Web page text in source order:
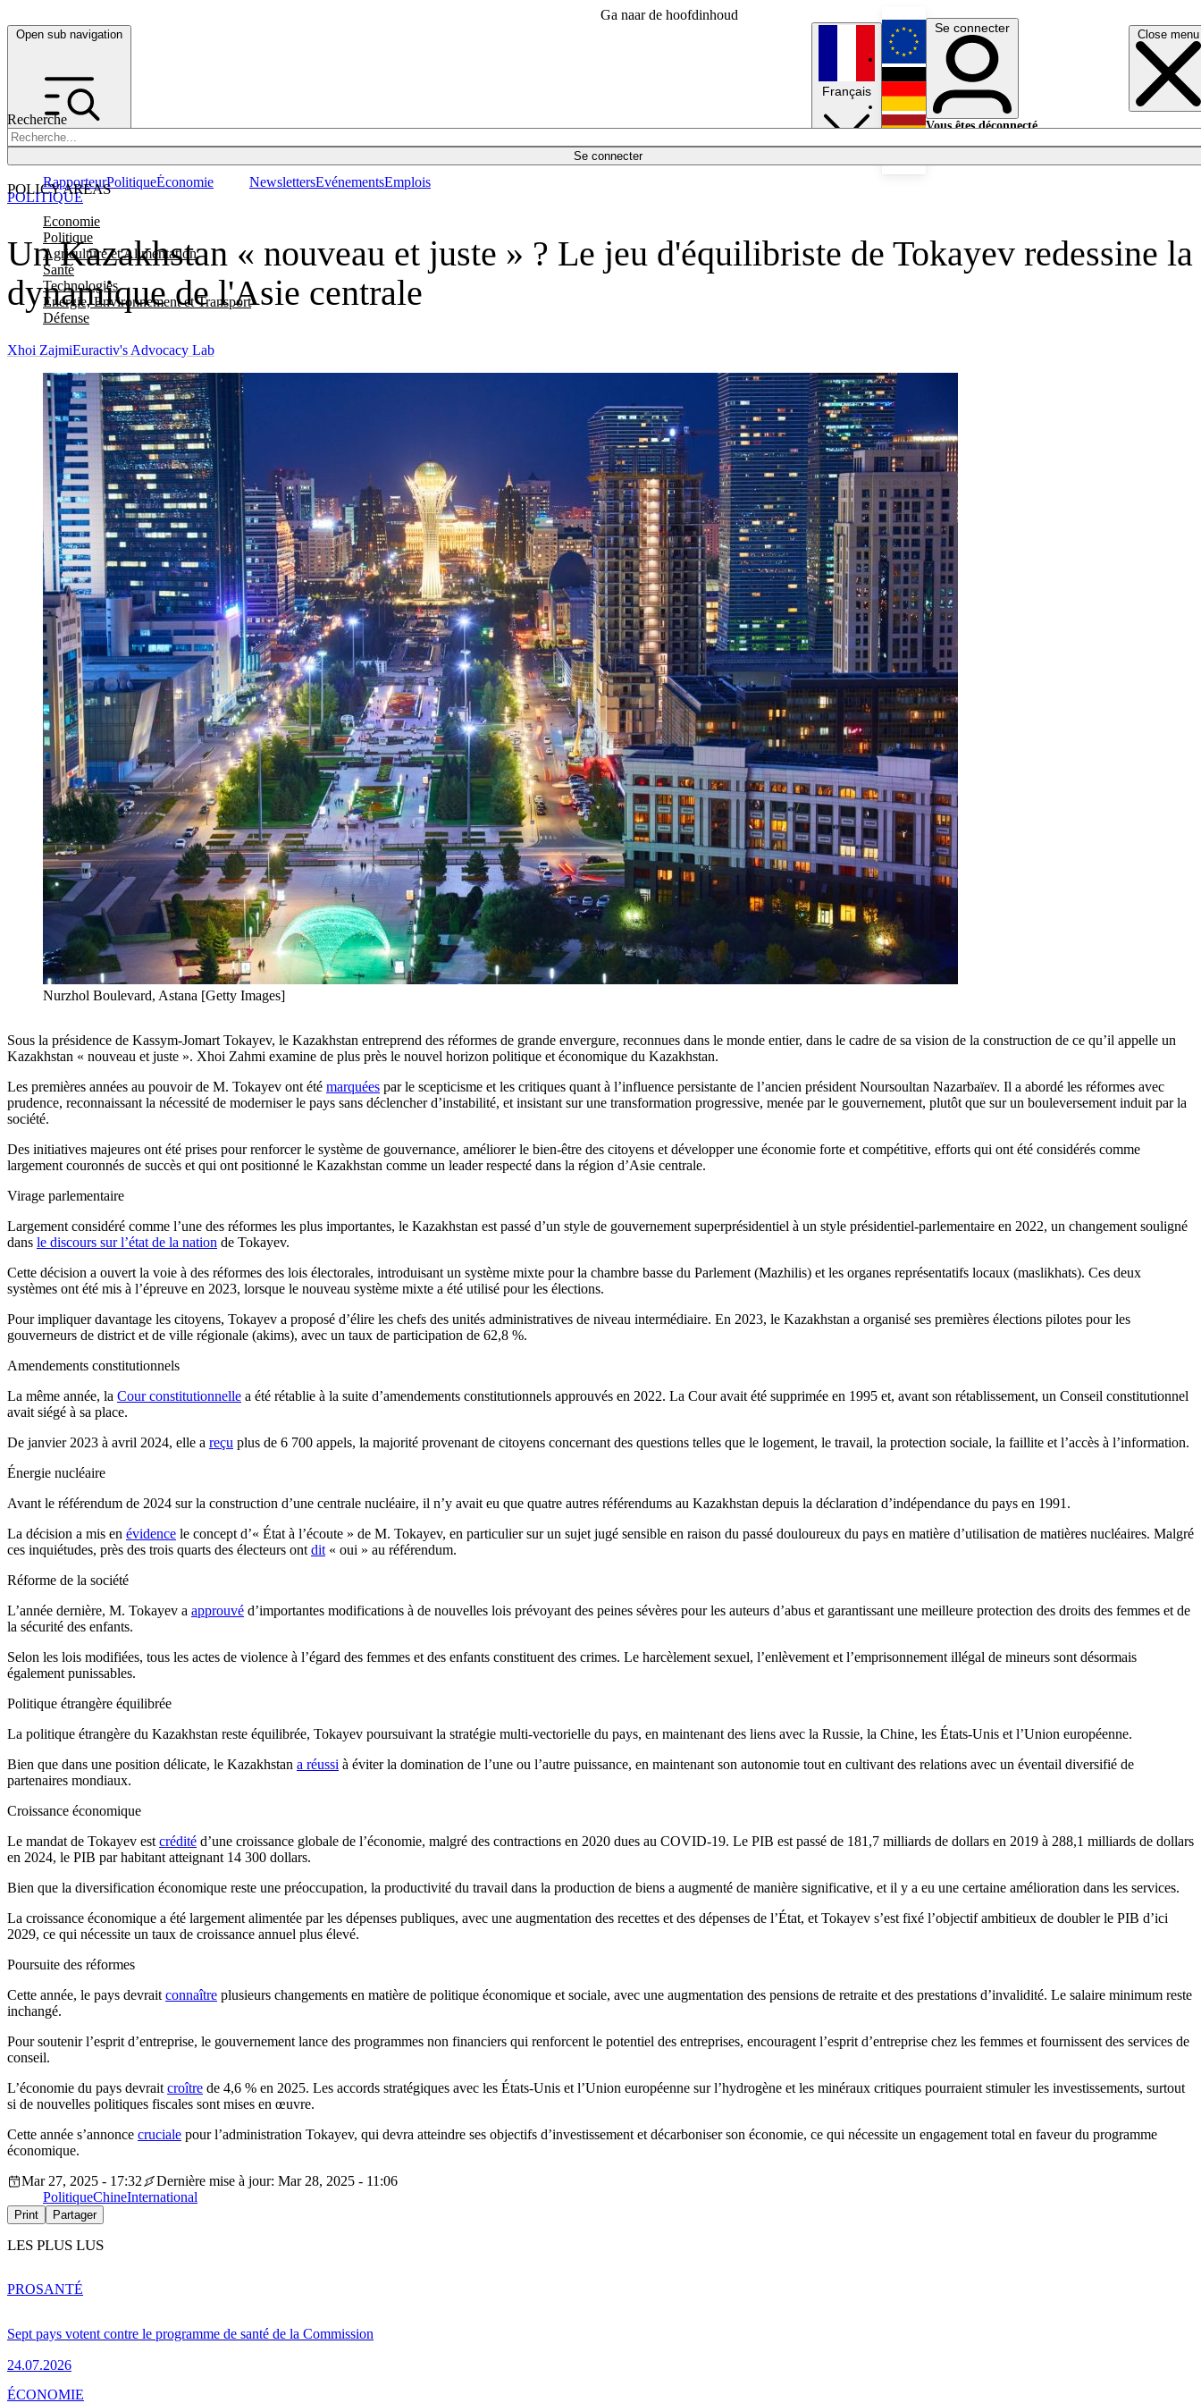
Ga naar de hoofdinhoud
Open sub navigation Close menu
Recherche
Se connecter
POLICY AREAS
Economie
Politique
Agriculture et Alimentation
Santé
Technologies
Energie, Environnement et Transport
Défense
RapporteurPolitiqueÉconomie NewslettersEvénementsEmplois
Français
English
Deutsch
Se connecter
Vous êtes déconnecté.
Un Kazakhstan « nouveau et juste » ? Le jeu d'équilibriste de Tokayev redessine la
dynamique de l'Asie centrale
POLITIQUE
Xhoi ZajmiEuractiv's Advocacy Lab
Nurzhol Boulevard, Astana [Getty Images]
Sous la présidence de Kassym-Jomart Tokayev, le Kazakhstan entreprend des réformes de grande envergure, reconnues dans le monde entier, dans le cadre de sa vision de la construction de ce qu’il appelle un
Kazakhstan « nouveau et juste ». Xhoi Zahmi examine de plus près le nouvel horizon politique et économique du Kazakhstan.
Les premières années au pouvoir de M. Tokayev ont été marquées par le scepticisme et les critiques quant à l’influence persistante de l’ancien président Noursoultan Nazarbaïev. Il a abordé les réformes avec
prudence, reconnaissant la nécessité de moderniser le pays sans déclencher d’instabilité, et insistant sur une transformation progressive, menée par le gouvernement, plutôt que sur un bouleversement induit par la
société.
Des initiatives majeures ont été prises pour renforcer le système de gouvernance, améliorer le bien-être des citoyens et développer une économie forte et compétitive, efforts qui ont été considérés comme
largement couronnés de succès et qui ont positionné le Kazakhstan comme un leader respecté dans la région d’Asie centrale.
Virage parlementaire
Largement considéré comme l’une des réformes les plus importantes, le Kazakhstan est passé d’un style de gouvernement superprésidentiel à un style présidentiel-parlementaire en 2022, un changement souligné
dans le discours sur l’état de la nation de Tokayev.
Cette décision a ouvert la voie à des réformes des lois électorales, introduisant un système mixte pour la chambre basse du Parlement (Mazhilis) et les organes représentatifs locaux (maslikhats). Ces deux
systèmes ont été mis à l’épreuve en 2023, lorsque le nouveau système mixte a été utilisé pour les élections.
Pour impliquer davantage les citoyens, Tokayev a proposé d’élire les chefs des unités administratives de niveau intermédiaire. En 2023, le Kazakhstan a organisé ses premières élections pilotes pour les
gouverneurs de district et de ville régionale (akims), avec un taux de participation de 62,8 %.
Amendements constitutionnels
La même année, la Cour constitutionnelle a été rétablie à la suite d’amendements constitutionnels approuvés en 2022. La Cour avait été supprimée en 1995 et, avant son rétablissement, un Conseil constitutionnel
avait siégé à sa place.
De janvier 2023 à avril 2024, elle a reçu plus de 6 700 appels, la majorité provenant de citoyens concernant des questions telles que le logement, le travail, la protection sociale, la faillite et l’accès à l’information.
Énergie nucléaire
Avant le référendum de 2024 sur la construction d’une centrale nucléaire, il n’y avait eu que quatre autres référendums au Kazakhstan depuis la déclaration d’indépendance du pays en 1991.
La décision a mis en évidence le concept d’« État à l’écoute » de M. Tokayev, en particulier sur un sujet jugé sensible en raison du passé douloureux du pays en matière d’utilisation de matières nucléaires. Malgré
ces inquiétudes, près des trois quarts des électeurs ont dit « oui » au référendum.
Réforme de la société
L’année dernière, M. Tokayev a approuvé d’importantes modifications à de nouvelles lois prévoyant des peines sévères pour les auteurs d’abus et garantissant une meilleure protection des droits des femmes et de
la sécurité des enfants.
Selon les lois modifiées, tous les actes de violence à l’égard des femmes et des enfants constituent des crimes. Le harcèlement sexuel, l’enlèvement et l’emprisonnement illégal de mineurs sont désormais
également punissables.
Politique étrangère équilibrée
La politique étrangère du Kazakhstan reste équilibrée, Tokayev poursuivant la stratégie multi-vectorielle du pays, en maintenant des liens avec la Russie, la Chine, les États-Unis et l’Union européenne.
Bien que dans une position délicate, le Kazakhstan a réussi à éviter la domination de l’une ou l’autre puissance, en maintenant son autonomie tout en cultivant des relations avec un éventail diversifié de
partenaires mondiaux.
Croissance économique
Le mandat de Tokayev est crédité d’une croissance globale de l’économie, malgré des contractions en 2020 dues au COVID-19. Le PIB est passé de 181,7 milliards de dollars en 2019 à 288,1 milliards de dollars
en 2024, le PIB par habitant atteignant 14 300 dollars.
Bien que la diversification économique reste une préoccupation, la productivité du travail dans la production de biens a augmenté de manière significative, et il y a eu une certaine amélioration dans les services.
La croissance économique a été largement alimentée par les dépenses publiques, avec une augmentation des recettes et des dépenses de l’État, et Tokayev s’est fixé l’objectif ambitieux de doubler le PIB d’ici
2029, ce qui nécessite un taux de croissance annuel plus élevé.
Poursuite des réformes
Cette année, le pays devrait connaître plusieurs changements en matière de politique économique et sociale, avec une augmentation des pensions de retraite et des prestations d’invalidité. Le salaire minimum reste
inchangé.
Pour soutenir l’esprit d’entreprise, le gouvernement lance des programmes non financiers qui renforcent le potentiel des entreprises, encouragent l’esprit d’entreprise chez les femmes et fournissent des services de
conseil.
L’économie du pays devrait croître de 4,6 % en 2025. Les accords stratégiques avec les États-Unis et l’Union européenne sur l’hydrogène et les minéraux critiques pourraient stimuler les investissements, surtout
si de nouvelles politiques fiscales sont mises en œuvre.
Cette année s’annonce cruciale pour l’administration Tokayev, qui devra atteindre ses objectifs d’investissement et décarboniser son économie, ce qui nécessite un engagement total en faveur du programme
économique.
Mar 27, 2025 - 17:32
Dernière mise à jour: Mar 28, 2025 - 11:06
PolitiqueChineInternational
Print Partager
LES PLUS LUS
Sept pays votent contre le programme de santé de la Commission
24.07.2026
PROSANTÉ
ÉCONOMIE